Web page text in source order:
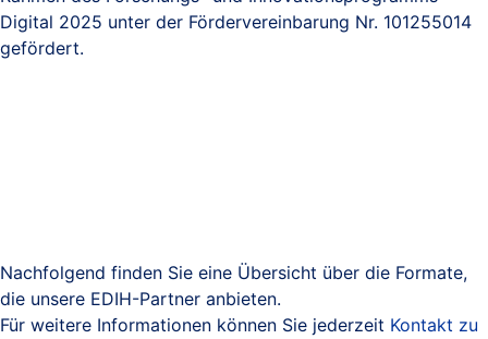
Digital 2025 unter der Fördervereinbarung Nr. 101255014
gefördert.
Nachfolgend finden Sie eine Übersicht über die Formate,
die unsere EDIH-Partner anbieten.
Für weitere Informationen können Sie jederzeit Kontakt zu